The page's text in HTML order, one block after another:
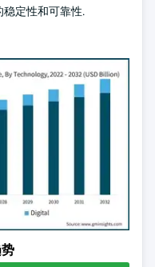
定性和可靠性.